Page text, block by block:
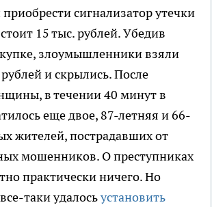
сигнализатор утечки
15 тыс. рублей. Убедив
злоумышленники взяли
и скрылись. После
в течении 40 минут в
еще двое, 87-летняя и 66-
жителей, пострадавших от
мошенников. О преступниках
практически ничего. Но
таки удалосьустановить